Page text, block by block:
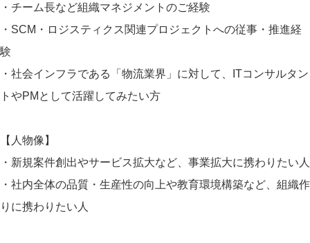
・チーム長など組織マネジメントのご経験
・SCM・ロジスティクス関連プロジェクトへの従事・推進経
験
・社会インフラである「物流業界」に対して、ITコンサルタン
トやPMとして活躍してみたい方
【人物像】
・新規案件創出やサービス拡大など、事業拡大に携わりたい人
・社内全体の品質・生産性の向上や教育環境構築など、組織作
りに携わりたい人